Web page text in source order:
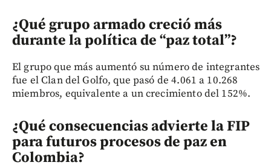
¿Qué grupo armado creció más
durante la política de “paz total”?
El grupo que más aumentó su número de integrantes
fue el Clan del Golfo, que pasó de 4.061 a 10.268
miembros, equivalente a un crecimiento del 152%.
¿Qué consecuencias advierte la FIP
para futuros procesos de paz en
Colombia?